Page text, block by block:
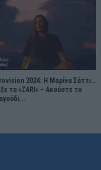
2024: Η Μαρίνα Σάττι…
το «ZARI» – Ακούστε το